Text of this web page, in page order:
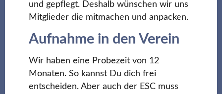
und gepflegt. Deshalb wünschen wir uns
Mitglieder die mitmachen und anpacken.
Aufnahme in den Verein
Wir haben eine Probezeit von 12
Monaten. So kannst Du dich frei
entscheiden. Aber auch der ESC muss